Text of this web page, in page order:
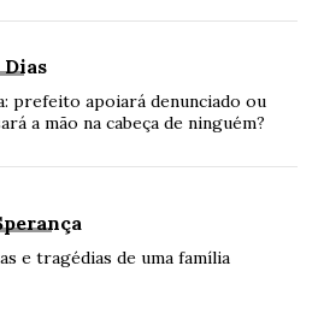
prefeito apoiará denunciado ou
a mão na cabeça de ninguém?
e tragédias de uma família